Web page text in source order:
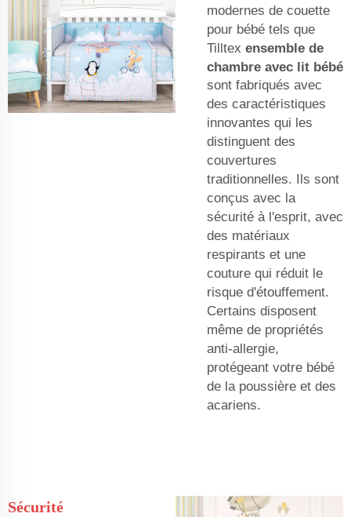
modernes de couette
pour bébé tels que
Tilltex ensemble de
chambre avec lit bébé
sont fabriqués avec
des caractéristiques
innovantes qui les
distinguent des
couvertures
traditionnelles. Ils sont
conçus avec la
sécurité à l'esprit, avec
des matériaux
respirants et une
couture qui réduit le
risque d'étouffement.
Certains disposent
même de propriétés
anti-allergie,
protégeant votre bébé
de la poussière et des
acariens.
Sécurité